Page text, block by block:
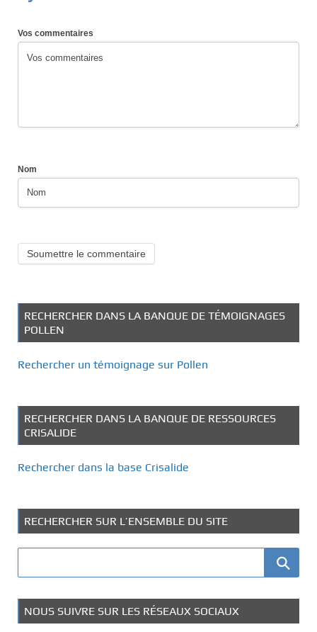
Vos commentaires
Nom
RECHERCHER DANS LA BANQUE DE TÉMOIGNAGES
POLLEN
Rechercher un témoignage sur Pollen
RECHERCHER DANS LA BANQUE DE RESSOURCES
CRISALIDE
Rechercher dans la base Crisalide
RECHERCHER SUR L’ENSEMBLE DU SITE
NOUS SUIVRE SUR LES RÉSEAUX SOCIAUX